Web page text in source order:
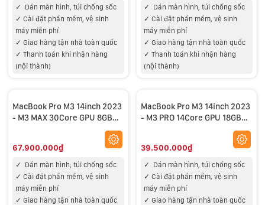
✓ Dán màn hình, túi chống sốc
✓ Cài đặt phần mềm, vệ sinh
máy miễn phí
✓ Giao hàng tận nhà toàn quốc
✓ Thanh toán khi nhận hàng
(nội thành)
✓ Dán màn hình, túi chống sốc
✓ Cài đặt phần mềm, vệ sinh
máy miễn phí
✓ Giao hàng tận nhà toàn quốc
✓ Thanh toán khi nhận hàng
(nội thành)
MacBook Pro M3 14inch 2023
- M3 MAX 30Core GPU 8GB
67.900.000₫
✓ Dán màn hình, túi chống sốc
✓ Cài đặt phần mềm, vệ sinh
máy miễn phí
✓ Giao hàng tận nhà toàn quốc
MacBook Pro M3 14inch 2023
- M3 PRO 14Core GPU 18GB
512GB - New Refurbished
39.500.000₫
✓ Dán màn hình, túi chống sốc
✓ Cài đặt phần mềm, vệ sinh
máy miễn phí
✓ Giao hàng tận nhà toàn quốc